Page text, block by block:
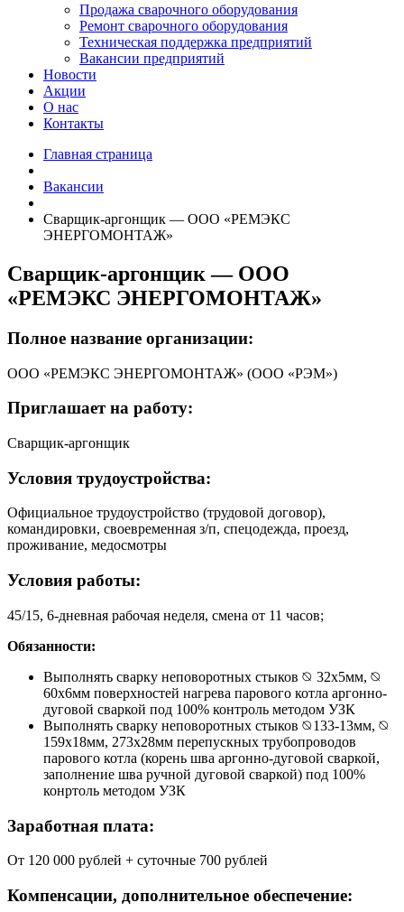
Продажа сварочного оборудования
Ремонт сварочного оборудования
Техническая поддержка предприятий
Вакансии предприятий
Новости
Акции
О нас
Контакты
Главная страница
Вакансии
Сварщик-аргонщик — ООО «РЕМЭКС
ЭНЕРГОМОНТАЖ»
Сварщик-аргонщик — ООО
«РЕМЭКС ЭНЕРГОМОНТАЖ»
Полное название организации:
ООО «РЕМЭКС ЭНЕРГОМОНТАЖ» (ООО «РЭМ»)
Приглашает на работу:
Сварщик-аргонщик
Условия трудоустройства:
Официальное трудоустройство (трудовой договор),
командировки, своевременная з/п, спецодежда, проезд,
проживание, медосмотры
Условия работы:
45/15, 6-дневная рабочая неделя, смена от 11 часов;
Обязанности:
Выполнять сварку неповоротных стыков ⦰ 32х5мм, ⦰
60х6мм поверхностей нагрева парового котла аргонно-
дуговой сваркой под 100% контроль методом УЗК
Выполнять сварку неповоротных стыков ⦰133-13мм, ⦰
159х18мм, 273х28мм перепускных трубопроводов
парового котла (корень шва аргонно-дуговой сваркой,
заполнение шва ручной дуговой сваркой) под 100%
конртоль методом УЗК
Заработная плата:
От 120 000 рублей + суточные 700 рублей
Компенсации, дополнительное обеспечение: